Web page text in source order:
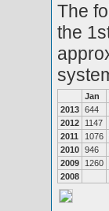
The
the
Jan
2013 644
2012
1147
2011
1076
2010 946
2009
1260
2008